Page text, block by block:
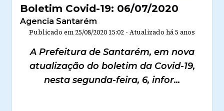
Boletim Covid-19: 06/07/2020
Agencia Santarém
Publicado em 25/08/2020 15:02 - Atualizado há 5 anos
A Prefeitura de Santarém, em nova
atualização do boletim da Covid-19,
nesta segunda-feira, 6, infor...